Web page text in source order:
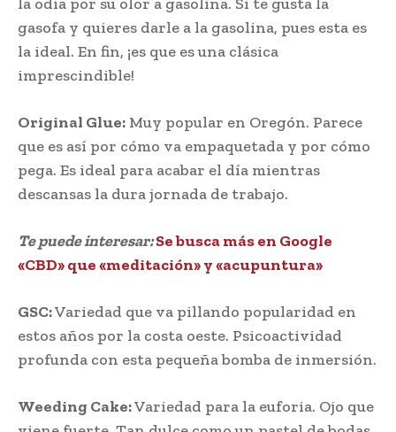
gasofa y quieres darle a la gasolina, pues esta es
la ideal. En fin, ¡es que es una clásica
imprescindible!
Original Glue: Muy popular en Oregón. Parece
que es así por cómo va empaquetada y por cómo
pega. Es ideal para acabar el día mientras
descansas la dura jornada de trabajo.
Te puede interesar:Se busca más en Google
«CBD» que «meditación» y «acupuntura»
GSC:Variedad que va pillando popularidad en
estos años por la costa oeste. Psicoactividad
profunda con esta pequeña bomba de inmersión.
Weeding Cake:Variedad para la euforia. Ojo que